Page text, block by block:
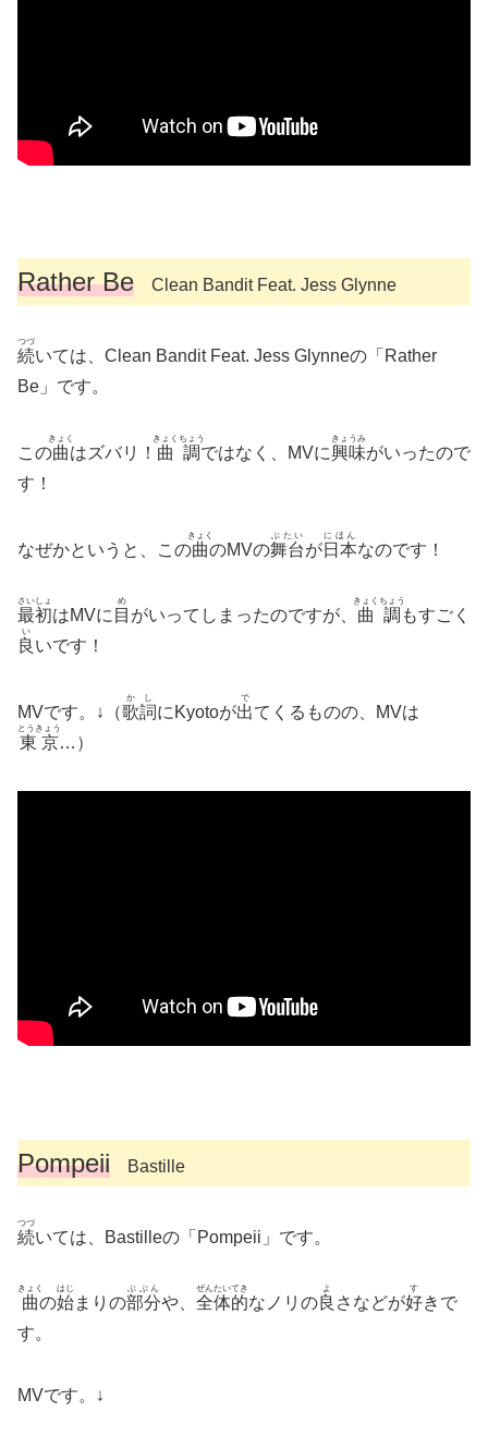
Rather Be Clean Bandit Feat. Jess Glynne
続
つづ
いては、Clean Bandit Feat. Jess Glynneの「Rather
Be」です。
この曲
きょく
はズバリ！ 曲調
きょくちょう
ではなく、MVに興味
きょうみ
がいったので
す！
なぜかというと、この曲
きょく
のMVの舞台
ぶたい
が日本
にほん
なのです！
最初
さいしょ
はMVに 目
め
がいってしまったのですが、 曲調
きょくちょう
もすごく
良
い
いです！
MVです。↓（歌詞
かし
にKyotoが出
で
てくるものの、MVは
東京
とうきょう
…）
Pompeii Bastille
続
つづ
いては、Bastilleの「Pompeii」です。
曲
きょく
の始
はじ
まりの部分
ぶぶん
や、 全体
ぜんたい
的
てき
なノリの良
よ
さなどが好
す
きで
す。
MVです。↓